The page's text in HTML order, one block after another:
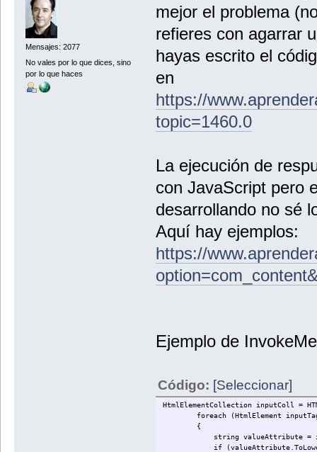
Mensajes: 2077
No vales por lo que dices, sino
por lo que haces
mejor el problema
refieres con agarrar
hayas escrito el
en
https://
topic=1460.0
La ejecución de
con JavaScript pero
desarrollando no sé
Aquí hay ejemplos:
https://
Ejemplo de
Código: [Seleccionar]
HtmlElementCollection inputColl =
foreach (HtmlElement
{
string valueAttribute =
if